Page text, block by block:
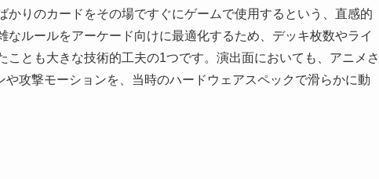
かりのカードをその場ですぐにゲームで使用するという、直感的
ルールをアーケード向けに最適化するため、デッキ枚数やライ
ことも大きな技術的工夫の1つです。演出面においても、アニメさ
攻撃モーションを、当時のハードウェアスペックで滑らかに動